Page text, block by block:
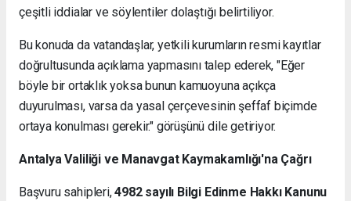
çeşitli iddialar ve söylentiler dolaştığı belirtiliyor.
Bu konuda da vatandaşlar, yetkili kurumların resmi kayıtlar
doğrultusunda açıklama yapmasını talep ederek, "Eğer
böyle bir ortaklık yoksa bunun kamuoyuna açıkça
duyurulması, varsa da yasal çerçevesinin şeffaf biçimde
ortaya konulması gerekir." görüşünü dile getiriyor.
Antalya Valiliği ve Manavgat Kaymakamlığı'na Çağrı
Başvuru sahipleri,4982 sayılı Bilgi Edinme Hakkı Kanunu